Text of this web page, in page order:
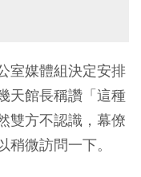
室媒體組決定安排
天館長稱讚「這種
雙方不認識，幕僚
微訪問一下。